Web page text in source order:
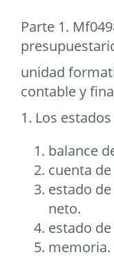
Parte 1.
unidad
contable y
1. Los
balance
cuenta
estado
neto.
estado
memoria.